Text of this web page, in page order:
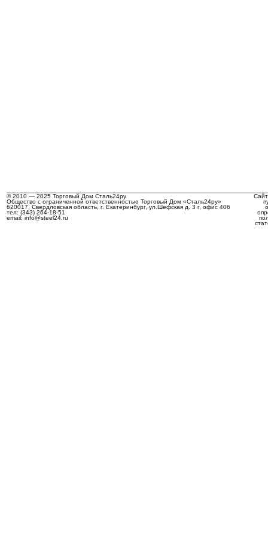
© 2010 — 2025 Торговый Дом Сталь24ру
Общество с ограниченной ответственностью Торговый Дом «Сталь24ру»
620017, Свердловская область, г. Екатеринбург, ул.Шефская д. 3 г, офис 406
тел: (343) 264-18-51
email: info@steel24.ru